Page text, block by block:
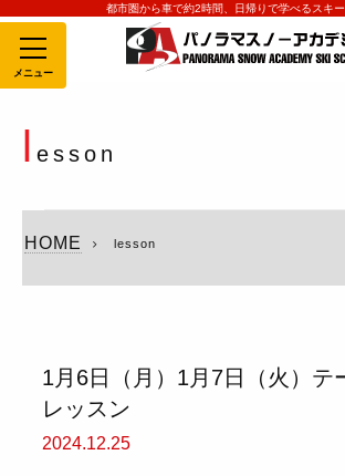
都市圏から車で約2時間、日帰りで学べるスキ
MENU
esson
HOME lesson
1月6日（月）1月7日（火）テ
レッスン
2024.12.25